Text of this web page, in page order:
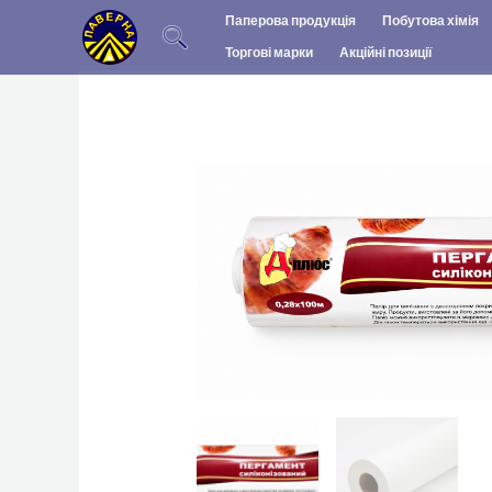
вмісту
Паперова продукція
Побутова хімія
Торгові марки
Акційні позиції